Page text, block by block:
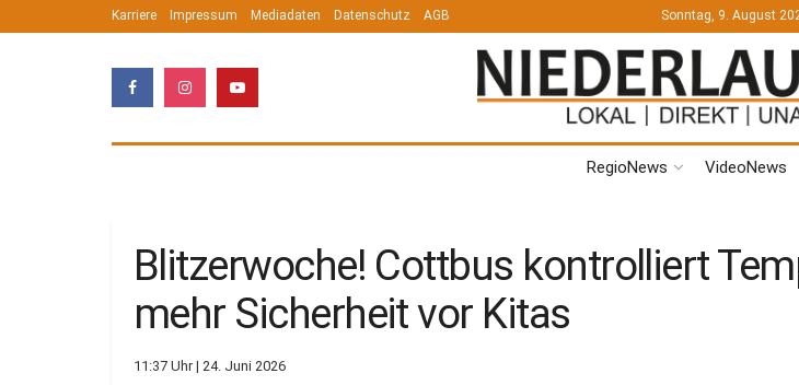
Karriere Impressum Mediadaten Datenschutz AGB Sonntag, 9. August
RegioNews VideoNews
Blitzerwoche! Cottbus kontrolliert
mehr Sicherheit vor Kitas
11:37 Uhr | 24. Juni 2026